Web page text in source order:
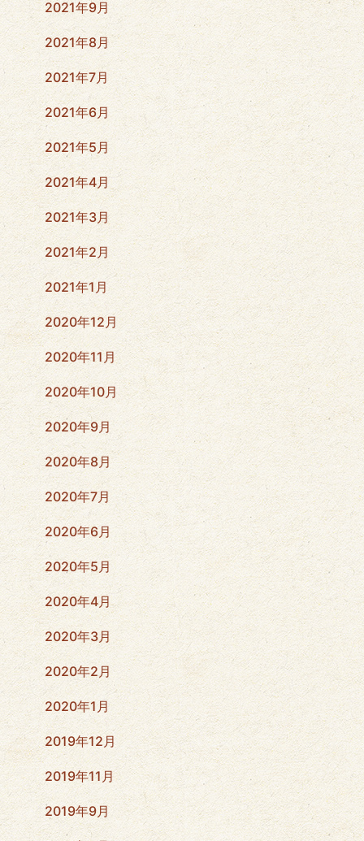
2021年9月
2021年8月
2021年7月
2021年6月
2021年5月
2021年4月
2021年3月
2021年2月
2021年1月
2020年12月
2020年11月
2020年10月
2020年9月
2020年8月
2020年7月
2020年6月
2020年5月
2020年4月
2020年3月
2020年2月
2020年1月
2019年12月
2019年11月
2019年9月